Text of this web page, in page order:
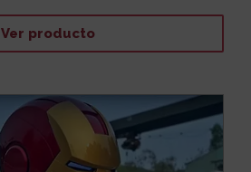
Ver producto